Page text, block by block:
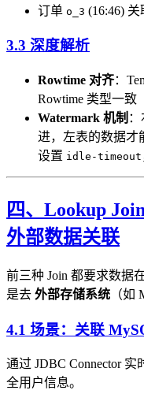
订单 o_3 (16:46) 关
3.3 深度解析
Rowtime 对齐：
Rowtime 类型一致
Watermark 机制
进，左表的数据才
设置 idle-timeout
四、Lookup
外部数据关联
前三种 Join 都要求数据
是去 外部存储系统 （如
4.1 场景：关联
通过 JDBC Connector 实
全用户信息。